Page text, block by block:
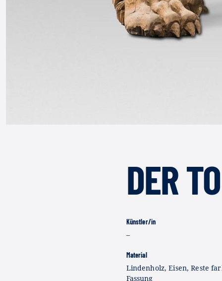
DER
Künstler/in
–
Material
Lindenholz, Eisen, Reste
Fassung